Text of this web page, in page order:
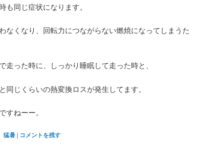
も同じ症状になります。
なくなり、回転力につながらない燃焼になってしまうた
走った時に、しっかり睡眠して走った時と、
同じくらいの熱変換ロスが発生してます。
すねーー。
猛暑 | コメントを残す